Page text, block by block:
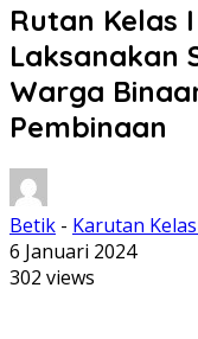
Rutan Kelas
Laksanakan
Warga
Pembinaan
Betik - Karutan
6 Januari 2024
302 views